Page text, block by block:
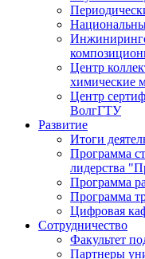
Центр
химические
Центр
ВолгГТУ
Развитие
Итоги
Программа
лидерства
Программа
Программа
Цифровая
Сотрудничество
Факультет
Партнеры